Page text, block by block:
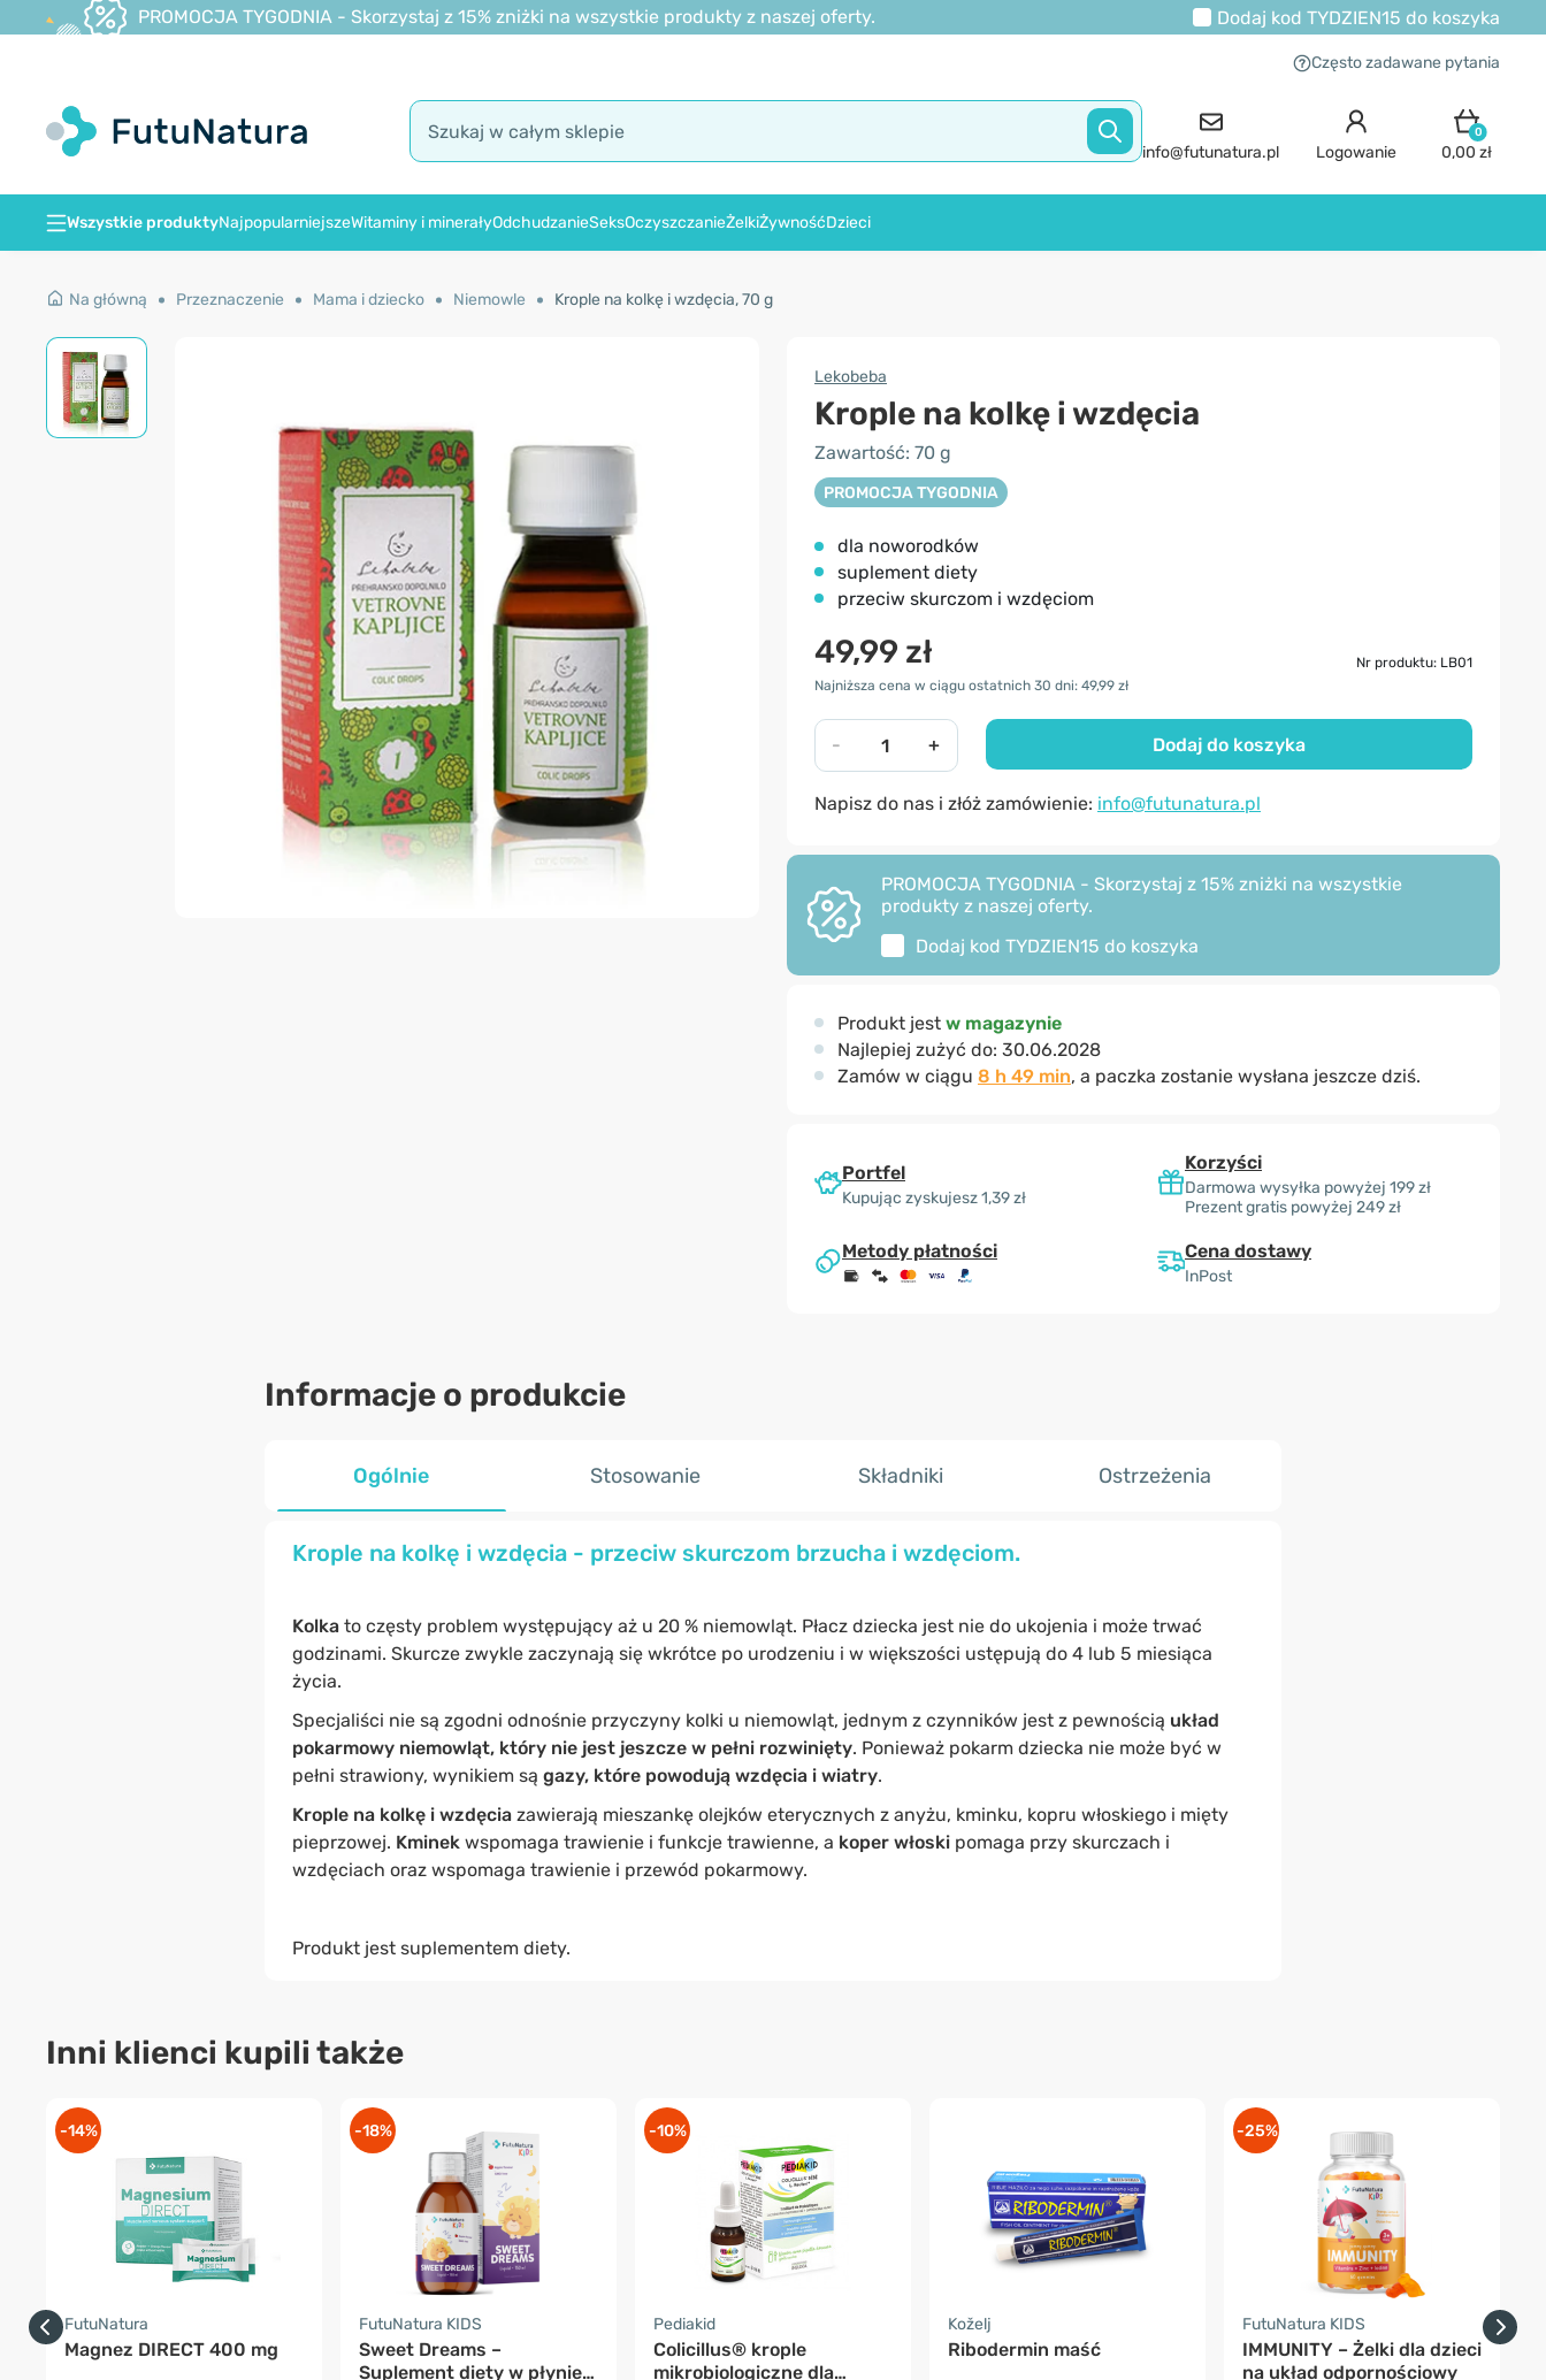
PROMOCJA TYGODNIA - Skorzystaj z 15% zniżki na wszystkie produkty z naszej oferty. Dodaj kod TYDZIEN15 do koszyka
Często zadawane pytania
info@futunatura.pl Logowanie
0
0,00 zł
Wszystkie produktyNajpopularniejszeWitaminy i minerałyOdchudzanieSeksOczyszczanieŻelkiŻywnośćDzieci
Na główną Przeznaczenie Mama i dziecko Niemowle Krople na kolkę i wzdęcia, 70 g
Lekobeba
Krople na kolkę i wzdęcia
Zawartość: 70 g
PROMOCJA TYGODNIA
dla noworodków
suplement diety
przeciw skurczom i wzdęciom
49,99 zł
Nr produktu: LB01
Najniższa cena w ciągu ostatnich 30 dni: 49,99 zł
- + Dodaj do koszyka
Napisz do nas i złóż zamówienie: info@futunatura.pl
PROMOCJA TYGODNIA - Skorzystaj z 15% zniżki na wszystkie
produkty z naszej oferty.
Dodaj kod TYDZIEN15 do koszyka
Produkt jest w magazynie
Najlepiej zużyć do: 30.06.2028
Zamów w ciągu 8 h 48 min, a paczka zostanie wysłana jeszcze dziś.
Portfel
Kupując zyskujesz 1,39 zł
Korzyści
Darmowa wysyłka powyżej 199 zł
Prezent gratis powyżej 249 zł
Metody płatności Cena dostawy
InPost
Informacje o produkcie
Ogólnie Stosowanie Składniki Ostrzeżenia
Krople na kolkę i wzdęcia - przeciw skurczom brzucha i wzdęciom.
Kolka to częsty problem występujący aż u 20 % niemowląt. Płacz dziecka jest nie do ukojenia i może trwać
godzinami. Skurcze zwykle zaczynają się wkrótce po urodzeniu i w większości ustępują do 4 lub 5 miesiąca
życia.
Specjaliści nie są zgodni odnośnie przyczyny kolki u niemowląt, jednym z czynników jest z pewnością układ
pokarmowy niemowląt, który nie jest jeszcze w pełni rozwinięty. Ponieważ pokarm dziecka nie może być w
pełni strawiony, wynikiem są gazy, które powodują wzdęcia i wiatry.
Krople na kolkę i wzdęciazawierają mieszankę olejków eterycznych z anyżu, kminku, kopru włoskiego i mięty
pieprzowej. Kminekwspomaga trawienie i funkcje trawienne, a koper włoskipomaga przy skurczach i
wzdęciach oraz wspomaga trawienie i przewód pokarmowy.
Produkt jest suplementem diety.
Inni klienci kupili także
-14%
FutuNatura
Magnez DIRECT 400 mg
-18%
FutuNatura KIDS
Sweet Dreams –
Suplement diety w płynie
-10%
Pediakid
Colicillus® krople
mikrobiologiczne dla
Koželj
Ribodermin maść
-25%
FutuNatura KIDS
IMMUNITY – Żelki dla dzieci
na układ odpornościowy